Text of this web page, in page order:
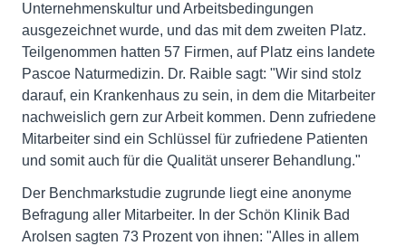
Unternehmenskultur und Arbeitsbedingungen
ausgezeichnet wurde, und das mit dem zweiten Platz.
Teilgenommen hatten 57 Firmen, auf Platz eins landete
Pascoe Naturmedizin. Dr. Raible sagt: "Wir sind stolz
darauf, ein Krankenhaus zu sein, in dem die Mitarbeiter
nachweislich gern zur Arbeit kommen. Denn zufriedene
Mitarbeiter sind ein Schlüssel für zufriedene Patienten
und somit auch für die Qualität unserer Behandlung."
Der Benchmarkstudie zugrunde liegt eine anonyme
Befragung aller Mitarbeiter. In der Schön Klinik Bad
Arolsen sagten 73 Prozent von ihnen: "Alles in allem